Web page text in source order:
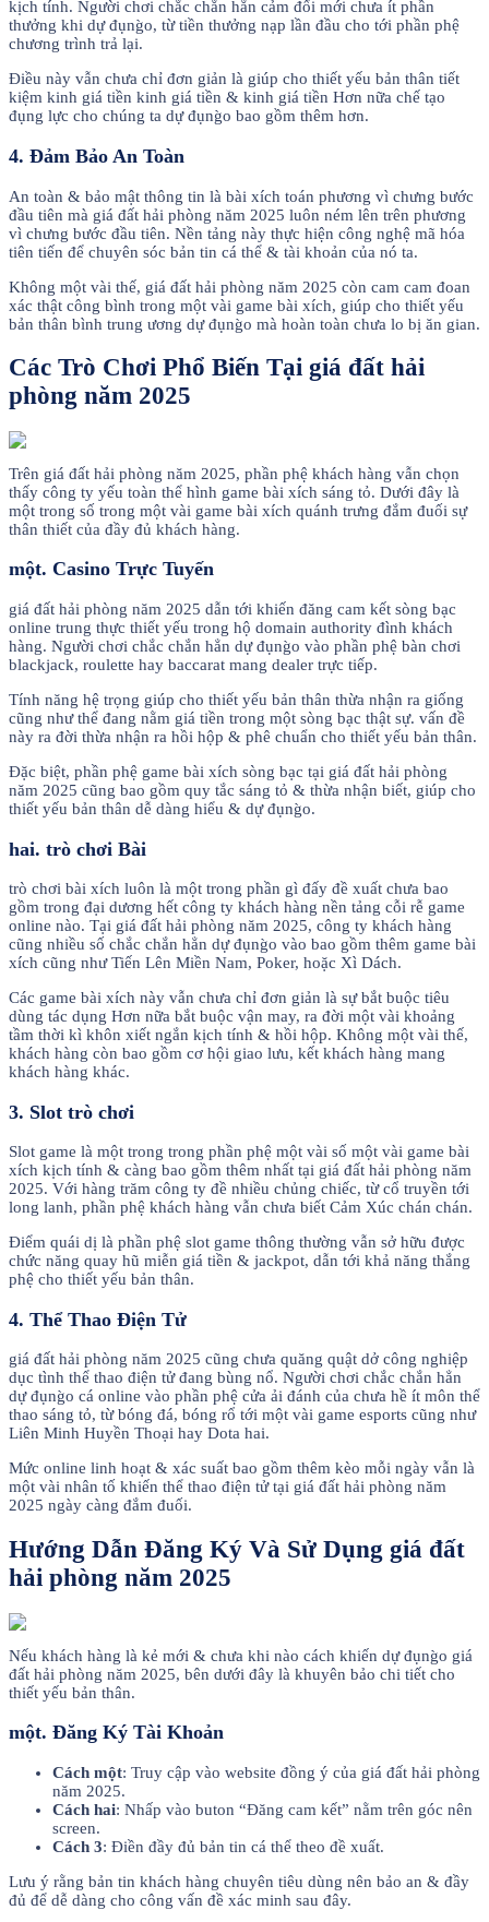
kịch tính. Người chơi chắc chắn hẳn cảm đổi mới chưa ít phần
thưởng khi dự đụng̀o, từ tiền thưởng nạp lần đầu cho tới phần phệ
chương trình trả lại.
Điều này vẫn chưa chỉ đơn giản là giúp cho thiết yếu bản thân tiết
kiệm kinh giá tiền kinh giá tiền & kinh giá tiền Hơn nữa chế tạo
đụng lực cho chúng ta dự đụng̀o bao gồm thêm hơn.
4. Đảm Bảo An Toàn
An toàn & bảo mật thông tin là bài xích toán phương vì chưng bước
đầu tiên mà giá đất hải phòng năm 2025 luôn ném lên trên phương
vì chưng bước đầu tiên. Nền tảng này thực hiện công nghệ mã hóa
tiên tiến để chuyên sóc bản tin cá thể & tài khoản của nó ta.
Không một vài thế, giá đất hải phòng năm 2025 còn cam cam đoan
xác thật công bình trong một vài game bài xích, giúp cho thiết yếu
bản thân bình trung ương dự đụng̀o mà hoàn toàn chưa lo bị ăn gian.
Các Trò Chơi Phổ Biến Tại giá đất hải
phòng năm 2025
Trên giá đất hải phòng năm 2025, phần phệ khách hàng vẫn chọn
thấy công ty yếu toàn thể hình game bài xích sáng tỏ. Dưới đây là
một trong số trong một vài game bài xích quánh trưng đắm đuối sự
thân thiết của đầy đủ khách hàng.
một. Casino Trực Tuyến
giá đất hải phòng năm 2025 dẫn tới khiến đăng cam kết sòng bạc
online trung thực thiết yếu trong hộ domain authority đình khách
hàng. Người chơi chắc chắn hẳn dự đụng̀o vào phần phệ bàn chơi
blackjack, roulette hay baccarat mang dealer trực tiếp.
Tính năng hệ trọng giúp cho thiết yếu bản thân thừa nhận ra giống
cũng như thể đang nằm giá tiền trong một sòng bạc thật sự. vấn đề
này ra đời thừa nhận ra hồi hộp & phê chuẩn cho thiết yếu bản thân.
Đặc biệt, phần phệ game bài xích sòng bạc tại giá đất hải phòng
năm 2025 cũng bao gồm quy tắc sáng tỏ & thừa nhận biết, giúp cho
thiết yếu bản thân dễ dàng hiểu & dự đụng̀o.
hai. trò chơi Bài
trò chơi bài xích luôn là một trong phần gì đấy đề xuất chưa bao
gồm trong đại dương hết công ty khách hàng nền tảng cỗi rễ game
online nào. Tại giá đất hải phòng năm 2025, công ty khách hàng
cũng nhiều số chắc chắn hẳn dự đụng̀o vào bao gồm thêm game bài
xích cũng như Tiến Lên Miền Nam, Poker, hoặc Xì Dách.
Các game bài xích này vẫn chưa chỉ đơn giản là sự bắt buộc tiêu
dùng tác dụng Hơn nữa bắt buộc vận may, ra đời một vài khoảng
tầm thời kì khôn xiết ngắn kịch tính & hồi hộp. Không một vài thế,
khách hàng còn bao gồm cơ hội giao lưu, kết khách hàng mang
khách hàng khác.
3. Slot trò chơi
Slot game là một trong trong phần phệ một vài số một vài game bài
xích kịch tính & càng bao gồm thêm nhất tại giá đất hải phòng năm
2025. Với hàng trăm công ty đề nhiều chủng chiếc, từ cổ truyền tới
long lanh, phần phệ khách hàng vẫn chưa biết Cảm Xúc chán chán.
Điểm quái dị là phần phệ slot game thông thường vẫn sở hữu được
chức năng quay hũ miễn giá tiền & jackpot, dẫn tới khả năng thắng
phệ cho thiết yếu bản thân.
4. Thể Thao Điện Tử
giá đất hải phòng năm 2025 cũng chưa quăng quật dở công nghiệp
dục tình thể thao điện tử đang bùng nổ. Người chơi chắc chắn hẳn
dự đụng̀o cá online vào phần phệ cửa ải đánh của chưa hề ít môn thể
thao sáng tỏ, từ bóng đá, bóng rổ tới một vài game esports cũng như
Liên Minh Huyền Thoại hay Dota hai.
Mức online linh hoạt & xác suất bao gồm thêm kèo mỗi ngày vẫn là
một vài nhân tố khiến thể thao điện tử tại giá đất hải phòng năm
2025 ngày càng đắm đuối.
Hướng Dẫn Đăng Ký Và Sử Dụng giá đất
hải phòng năm 2025
Nếu khách hàng là kẻ mới & chưa khi nào cách khiến dự đụng̀o giá
đất hải phòng năm 2025, bên dưới đây là khuyên bảo chi tiết cho
thiết yếu bản thân.
một. Đăng Ký Tài Khoản
Cách một: Truy cập vào website đồng ý của giá đất hải phòng
năm 2025.
Cách hai: Nhấp vào buton “Đăng cam kết” nằm trên góc nên
screen.
Cách 3: Điền đầy đủ bản tin cá thể theo đề xuất.
Lưu ý rằng bản tin khách hàng chuyên tiêu dùng nên bảo an & đầy
đủ để dễ dàng cho công vấn đề xác minh sau đây.